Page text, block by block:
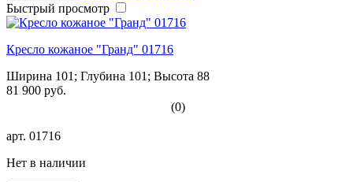
Быстрый просмотр
Кресло кожаное "Гранд" 01716
Ширина 101; Глубина 101; Высота 88
81 900 руб.
(0)
арт. 01716
Нет в наличии